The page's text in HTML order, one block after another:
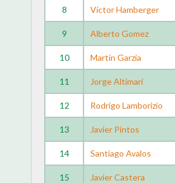
8 Victor Hamberger
9 Alberto Gomez
10 Martín Garzia
11 Jorge Altimari
12 Rodrigo Lamborizio
13 Javier Pintos
14 Santiago Avalos
15 Javier Castera